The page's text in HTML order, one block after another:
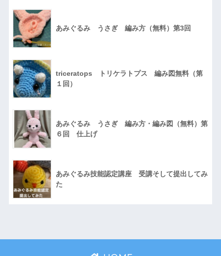
あみぐるみ うさぎ 編み方（無料）第3回
triceratops トリケラトプス 編み図無料（第
１回）
あみぐるみ うさぎ 編み方・編み図（無料）第
６回 仕上げ
あみぐるみ技能認定講座 受講そして提出してみ
た